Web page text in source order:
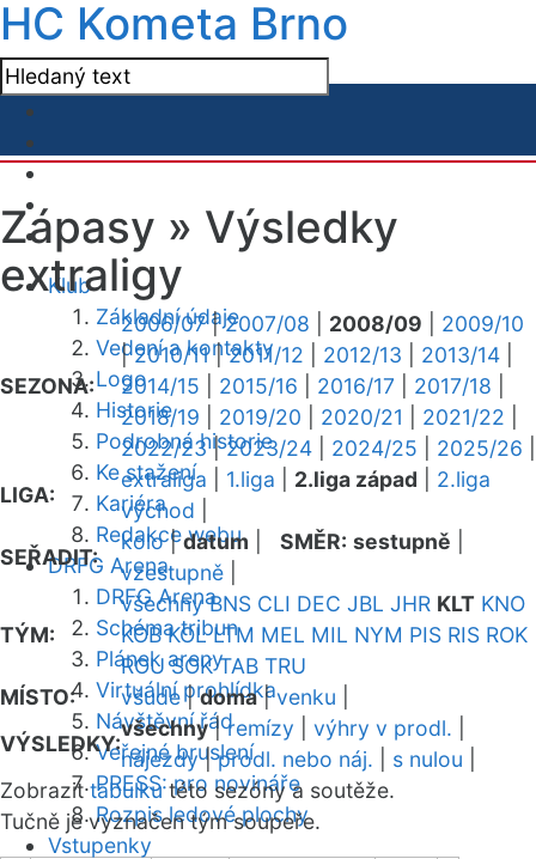
HC Kometa Brno
Klub
Základní údaje
Vedení a kontakty
Logo
Historie
Podrobná historie
Ke stažení
Kariéra
Redakce webu
DRFG Arena
DRFG Arena
Schéma tribun
Plánek areny
Virtuální prohlídka
Návštěvní řád
Veřejné bruslení
PRESS: pro novináře
Rozpis ledové plochy
Vstupenky
Zápasy » Výsledky
extraligy
SEZONA:
2006/07|2007/08 2008/09
2009/10
|2010/11|2011/12 2012/13 2013/14
2014/15
2015/16 2016/17 2017/18
2018/19
2019/20 2020/21 2021/22
2022/23|2023/24 2024/25 2025/26
LIGA:
extraliga 1.liga 2.liga západ
2.liga
východ
SEŘADIT:
kolo|datum SMĚR: sestupně
vzestupně
TÝM:
všechny BNS CLI DEC JBL JHR KLT KNO
KOB KOL LTM MEL MIL NYM PIS RIS ROK
ROU SOK TAB TRU
MÍSTO:
všude|doma|venku
VÝSLEDKY:
všechny|remízy výhry v prodl.
nájezdy|prodl. nebo náj. s nulou
Zobrazittabulkutéto sezóny a soutěže.
Tučně je vyznačen tým soupeře.